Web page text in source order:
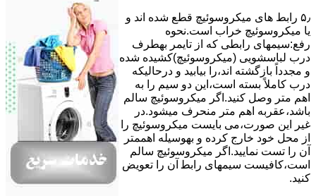
۵٫ رابط های ﻣﯿﮑﺮوﺳﻮﺋﯿﭻ ﻗﻄﻊ شده اند و
ﯾﺎ ﻣﯿﮑﺮوﺳﻮﺋﯿﭻ ﺧﺮاب اﺳﺖ.نحوه
رفع:سیمهای راﺑﻄﯽ ﮐﻪ از ﺗﺎﯾﻤﺮ بهطرف
درب لباسشویی (ﻣﯿﮑﺮوﺳﻮﺋﯿﭻ)کشیده شده
و مجدداً بازگشته اند،را ﺑﯿﺎﺑﯿﺪ و درحالیکه
درب کاملاً ﺑﺴﺘﻪ اﺳﺖ،اﯾﻦ دو ﺳﯿﻢ را ﺑﻪ
اﻫﻢ ﻣﺘﺮ وصل کنید.اﮔﺮ ﻣﯿﮑﺮوﺳﻮﺋﯿﭻ ﺳﺎﻟﻢ
ﺑﺎﺷﺪ،ﻋﻘﺮﺑﻪ اهم متر ﻣﻨﺤﺮف میشود.در
ﻏﯿﺮ اﯾﻦ ﺻﻮرت،می بایست ﻣﯿﮑﺮوﺳﻮﺋﯿﭻ را
از ﻣﺤﻞ خود ﺧﺎرج کرده و بهوسیله اهممتر
آن را ﺗﺴﺖ ﻧﻤﺎﯾﯿﺪ.اﮔﺮ ﻣﯿﮑﺮوﺳﻮﺋﯿﭻ ﺳﺎﻟﻢ
اﺳﺖ،ﮐﺎﻓﯿﺴﺖ سیمهای راﺑﻄ آن را ﺗﻌﻮﯾﺾ
کنید.